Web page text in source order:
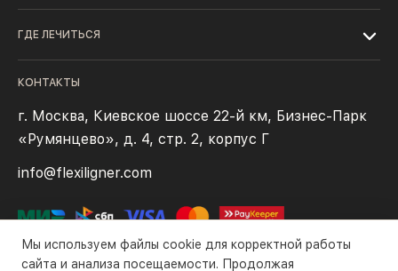
ГДЕ ЛЕЧИТЬСЯ
КОНТАКТЫ
г. Москва, Киевское шоссе 22-й км, Бизнес-Парк
«Румянцево», д. 4, стр. 2, корпус Г
info@flexiligner.com
Мы используем файлы cookie для корректной работы
сайта и анализа посещаемости. Продолжая